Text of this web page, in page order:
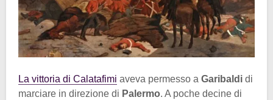
La vittoria di Calatafimi aveva permesso a Garibaldi di
marciare in direzione di Palermo. A poche decine di